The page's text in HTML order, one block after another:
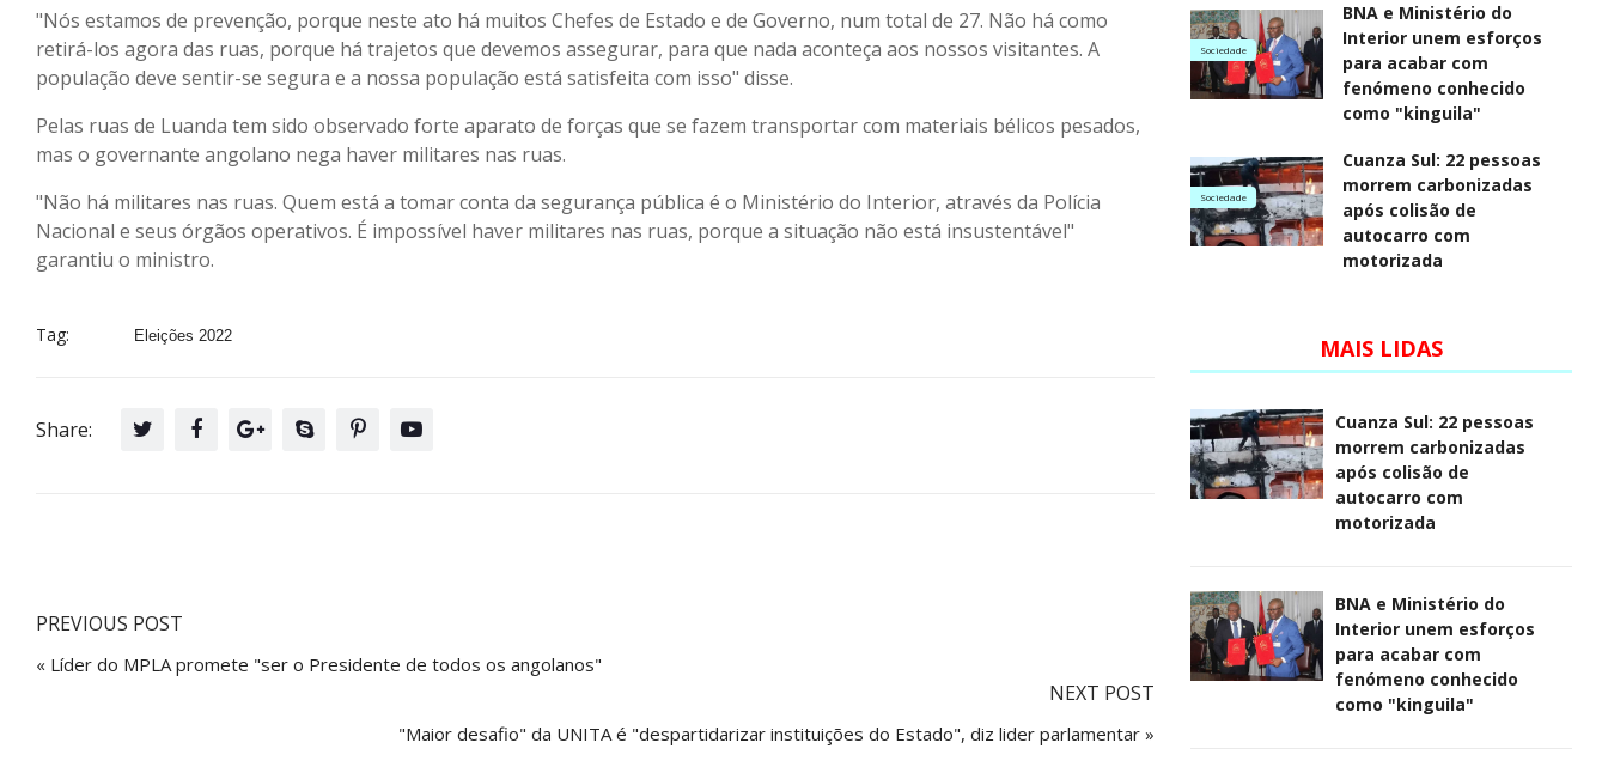
"Nós estamos de prevenção, porque neste ato há muitos Chefes de Estado e de Governo, num total de 27. Não há como
retirá-los agora das ruas, porque há trajetos que devemos assegurar, para que nada aconteça aos nossos visitantes. A
população deve sentir-se segura e a nossa população está satisfeita com isso" disse.
Pelas ruas de Luanda tem sido observado forte aparato de forças que se fazem transportar com materiais bélicos pesados,
mas o governante angolano nega haver militares nas ruas.
"Não há militares nas ruas. Quem está a tomar conta da segurança pública é o Ministério do Interior, através da Polícia
Nacional e seus órgãos operativos. É impossível haver militares nas ruas, porque a situação não está insustentável"
garantiu o ministro.
Tag: Eleições 2022
Share:
PREVIOUS POST
« Líder do MPLA promete "ser o Presidente de todos os angolanos"
NEXT POST
"Maior desafio" da UNITA é "despartidarizar instituições do Estado", diz lider parlamentar »
Sociedade
BNA e Ministério do
Interior unem esforços
para acabar com
fenómeno conhecido
como "kinguila"
Sociedade
Cuanza Sul: 22 pessoas
morrem carbonizadas
após colisão de
autocarro com
motorizada
MAIS LIDAS
Cuanza Sul: 22 pessoas
morrem carbonizadas
após colisão de
autocarro com
motorizada
BNA e Ministério do
Interior unem esforços
para acabar com
fenómeno conhecido
como "kinguila"